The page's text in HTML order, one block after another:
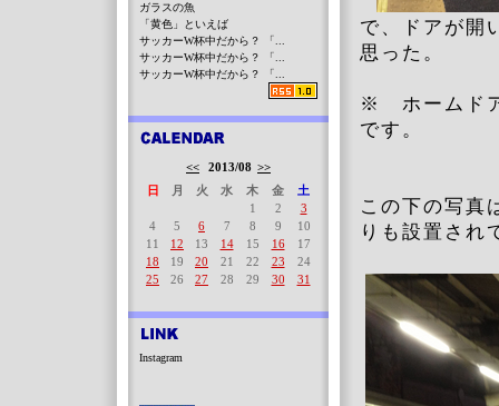
で、ドアが
思った。
※ ホームドア
です。
この下の写真
りも設置され
ガラスの魚
「黄色」といえば
サッカーW杯中だから？ 「...
サッカーW杯中だから？ 「...
サッカーW杯中だから？ 「...
<< 2013/08 >>
日
月 火 水 木 金
土
1
2
3
4
5 6 7 8 9
10
11
12 13 14 15 16
17
18
19 20 21 22 23
24
25
26 27 28 29 30 31
Instagram